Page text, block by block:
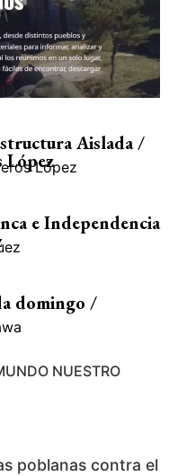
Aislada /
LópezLópez
e Independencia
domingo /
NUESTRO
poblanas contra el